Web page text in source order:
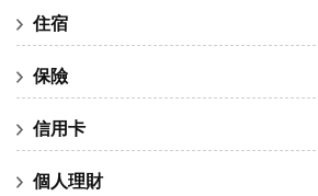
住宿
保險
信用卡
個人理財